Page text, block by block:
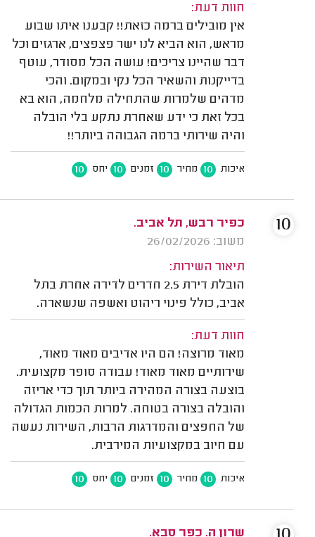
חוות דעת:
אין מובילים ברמה כזאת!! קבענו איתו שבוע
מראש, הוא הביא לנו ישר פצפצים, ארגזים וכל
דבר שהיינו צריכים! עושה הכל מסודר, עוטף
בדייקנות והשאיר הכל נקי ובמקום. והכי
מדהים שלמרות שהתחילה מלחמה, הוא בא
בכל זאת כי ידע שאחרת נתקע בלי הובלה
והיה שירותי ברמה הגבוהה ביותר!!
איכות 10 מחיר 10 זמנים 10 יחס 10
כפיר רבש, תל אביב.
משוב: 26/02/2026
תיאור השירות:
הובלת דירת 2.5 חדרים לדירה אחרת בתל
אביב, כולל פינוי ריהוט ואשפה שנשארה.
חוות דעת:
מאוד מרוצה! הם היו אדיבים מאוד מאוד,
שירותיים מאוד מאוד! עבודה סופר מקצועית.
בוצעה בצורה המהירה ביותר תוך כדי אריזה
והובלה בצורה בטוחה. למרות הכמות הגדולה
של החפצים והמדרגות הרבות, השירות נעשה
עם חיוב במקצועיות המירבית.
איכות 10 מחיר 10 זמנים 10 יחס 10
10
שרון ה. כפר סבא.